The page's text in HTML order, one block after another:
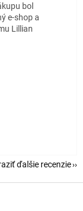
bol
e-shop a
Lillian
ďalšie recenzie